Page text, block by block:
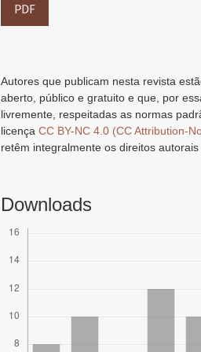
PDF
Autores que publicam nesta revista
aberto, público e gratuito e que, por
livremente, respeitadas as normas
licença CC BY-NC 4.0 (CC Attribution-
retêm integralmente os direitos
Downloads